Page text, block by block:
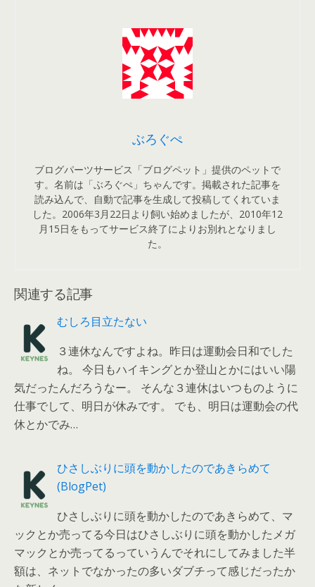
ぶろぐぺ
ブログパーツサービス「ブログペット」提供のペットで
す。名前は「ぶろぐぺ」ちゃんです。掲載された記事を
読み込んで、自動で記事を生成して投稿してくれていま
した。2006年3月22日より飼い始めましたが、2010年12
月15日をもってサービス終了によりお別れとなりまし
た。
関連する記事
むしろ目立たない
３連休なんですよね。昨日は運動会日和でした
ね。 今日もハイキングとか登山とかにはいい陽
気だったんだろうなー。 そんな３連休はいつものように
仕事でして、明日が休みです。 でも、明日は運動会の代
休とかでみ…
ひさしぶりに頭を動かしたのであきらめて
(BlogPet)
ひさしぶりに頭を動かしたのであきらめて、マ
ックとか売ってる今日はひさしぶりに頭を動かしたメガ
マックとか売ってるっていうんでそれにしてみました半
額は、ネットでなかったの多いダブチって感じだったか